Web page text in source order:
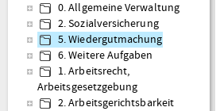
0. Allgemeine Verwaltung
2. Sozialversicherung
5. Wiedergutmachung
6. Weitere Aufgaben
1. Arbeitsrecht,
Arbeitsgesetzgebung
2. Arbeitsgerichtsbarkeit